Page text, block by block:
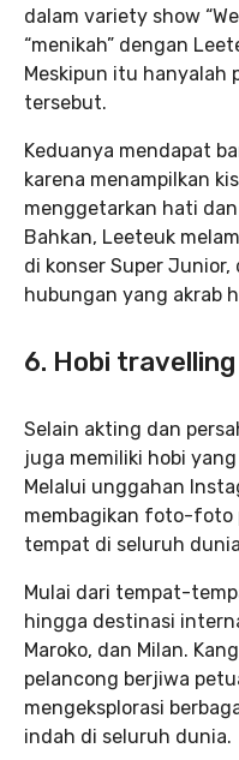
dalam variety show
“menikah” dengan
Meskipun itu hanyalah
tersebut.
Keduanya mendapat
karena menampilkan
menggetarkan hati
Bahkan, Leeteuk
di konser Super
hubungan yang akrab
6. Hobi travelling
Selain akting dan
juga memiliki hobi
Melalui unggahan
membagikan foto-foto
tempat di seluruh
Mulai dari tempat-
hingga destinasi
Maroko, dan Milan.
pelancong berjiwa
mengeksplorasi
indah di seluruh dunia.